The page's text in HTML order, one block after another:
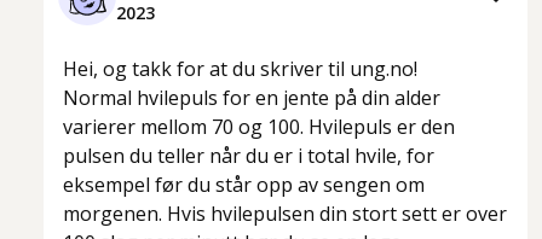
2023
Hei, og takk for at du skriver til ung.no!
Normal hvilepuls for en jente på din alder
varierer mellom 70 og 100. Hvilepuls er den
pulsen du teller når du er i total hvile, for
eksempel før du står opp av sengen om
morgenen. Hvis hvilepulsen din stort sett er over